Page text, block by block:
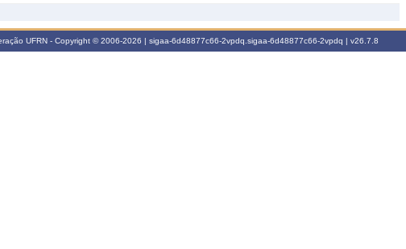
UFRN - Copyright © 2006-2026 | sigaa-6d48877c66-2vpdq.sigaa-6d48877c66-2vpdq | v26.7.8